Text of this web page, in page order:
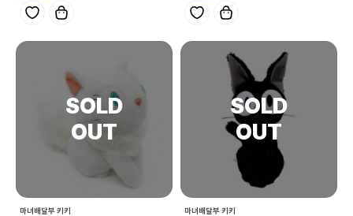
마녀배달부 키키 마녀배달부 키키